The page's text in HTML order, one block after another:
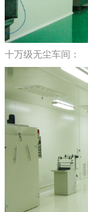
十万级无尘车间：